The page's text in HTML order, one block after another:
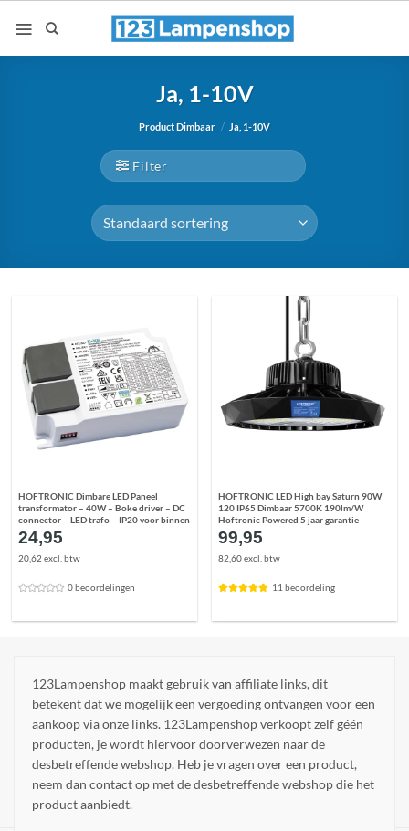
naar
Ja, 1-10V
Product Dimbaar / Ja, 1-10V
Filter
HOFTRONIC Dimbare LED Paneel
transformator – 40W – Boke driver – DC
connector – LED trafo – IP20 voor binnen
24,95
20,62 excl. btw
0 beoordelingen
HOFTRONIC LED High bay Saturn 90W
120 IP65 Dimbaar 5700K 190lm/W
Hoftronic Powered 5 jaar garantie
99,95
82,60 excl. btw
11 beoordeling
123Lampenshop maakt gebruik van affiliate links, dit
betekent dat we mogelijk een vergoeding ontvangen voor een
aankoop via onze links. 123Lampenshop verkoopt zelf géén
producten, je wordt hiervoor doorverwezen naar de
desbetreffende webshop. Heb je vragen over een product,
neem dan contact op met de desbetreffende webshop die het
product aanbiedt.